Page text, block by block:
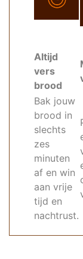
Altijd
vers
brood
Bak jouw
brood in
slechts
zes
minuten
af en win
aan vrije
tijd en
nachtrust.